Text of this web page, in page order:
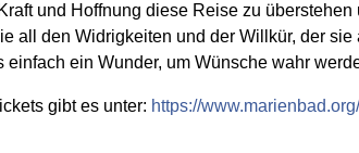
und Hoffnung diese Reise zu überstehen
all den Widrigkeiten und der Willkür, der sie
ein Wunder, um Wünsche wahr
gibt es unter: https://